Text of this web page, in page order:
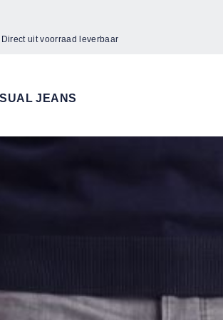
Direct uit voorraad leverbaar
JEANS